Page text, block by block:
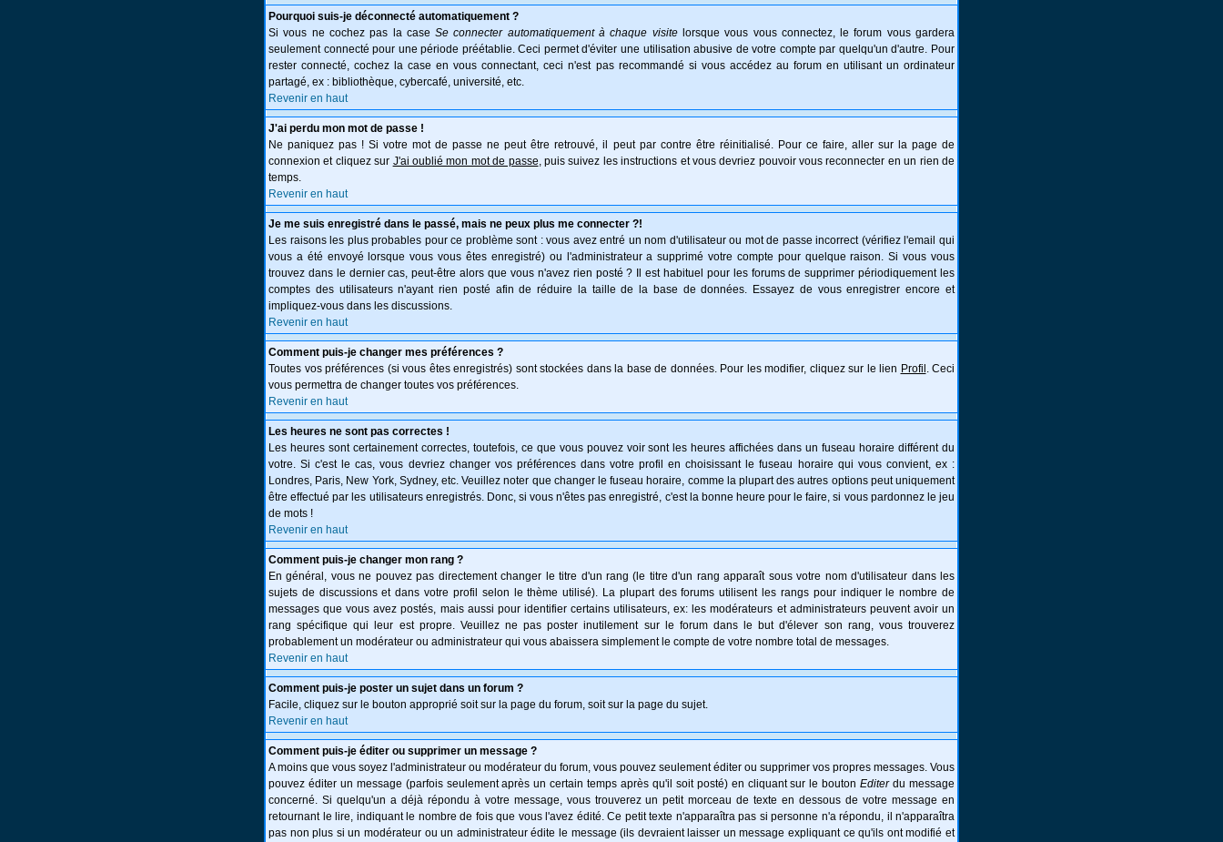
Pourquoi suis-je déconnecté automatiquement ?
Si vous ne cochez pas la caseSe connecter automatiquement à chaque visitelorsque vous vous connectez, le forum vous gardera
seulement connecté pour une période préétablie. Ceci permet d'éviter une utilisation abusive de votre compte par quelqu'un d'autre. Pour
rester connecté, cochez la case en vous connectant, ceci n'est pas recommandé si vous accédez au forum en utilisant un ordinateur
partagé, ex : bibliothèque, cybercafé, université, etc.
Revenir en haut
J'ai perdu mon mot de passe !
Ne paniquez pas ! Si votre mot de passe ne peut être retrouvé, il peut par contre être réinitialisé. Pour ce faire, aller sur la page de
connexion et cliquez sur J'ai oublié mon mot de passe, puis suivez les instructions et vous devriez pouvoir vous reconnecter en un rien de
temps.
Revenir en haut
Je me suis enregistré dans le passé, mais ne peux plus me connecter ?!
Les raisons les plus probables pour ce problème sont : vous avez entré un nom d'utilisateur ou mot de passe incorrect (vérifiez l'email qui
vous a été envoyé lorsque vous vous êtes enregistré) ou l'administrateur a supprimé votre compte pour quelque raison. Si vous vous
trouvez dans le dernier cas, peut-être alors que vous n'avez rien posté ? Il est habituel pour les forums de supprimer périodiquement les
comptes des utilisateurs n'ayant rien posté afin de réduire la taille de la base de données. Essayez de vous enregistrer encore et
impliquez-vous dans les discussions.
Revenir en haut
Comment puis-je changer mes préférences ?
Toutes vos préférences (si vous êtes enregistrés) sont stockées dans la base de données. Pour les modifier, cliquez sur le lien Profil . Ceci
vous permettra de changer toutes vos préférences.
Revenir en haut
Les heures ne sont pas correctes !
Les heures sont certainement correctes, toutefois, ce que vous pouvez voir sont les heures affichées dans un fuseau horaire différent du
votre. Si c'est le cas, vous devriez changer vos préférences dans votre profil en choisissant le fuseau horaire qui vous convient, ex :
Londres, Paris, New York, Sydney, etc. Veuillez noter que changer le fuseau horaire, comme la plupart des autres options peut uniquement
être effectué par les utilisateurs enregistrés. Donc, si vous n'êtes pas enregistré, c'est la bonne heure pour le faire, si vous pardonnez le jeu
de mots !
Revenir en haut
Comment puis-je changer mon rang ?
En général, vous ne pouvez pas directement changer le titre d'un rang (le titre d'un rang apparaît sous votre nom d'utilisateur dans les
sujets de discussions et dans votre profil selon le thème utilisé). La plupart des forums utilisent les rangs pour indiquer le nombre de
messages que vous avez postés, mais aussi pour identifier certains utilisateurs, ex: les modérateurs et administrateurs peuvent avoir un
rang spécifique qui leur est propre. Veuillez ne pas poster inutilement sur le forum dans le but d'élever son rang, vous trouverez
probablement un modérateur ou administrateur qui vous abaissera simplement le compte de votre nombre total de messages.
Revenir en haut
Comment puis-je poster un sujet dans un forum ?
Facile, cliquez sur le bouton approprié soit sur la page du forum, soit sur la page du sujet.
Revenir en haut
Comment puis-je éditer ou supprimer un message ?
A moins que vous soyez l'administrateur ou modérateur du forum, vous pouvez seulement éditer ou supprimer vos propres messages. Vous
pouvez éditer un message (parfois seulement après un certain temps après qu'il soit posté) en cliquant sur le boutonEditerdu message
concerné. Si quelqu'un a déjà répondu à votre message, vous trouverez un petit morceau de texte en dessous de votre message en
retournant le lire, indiquant le nombre de fois que vous l'avez édité. Ce petit texte n'apparaîtra pas si personne n'a répondu, il n'apparaîtra
pas non plus si un modérateur ou un administrateur édite le message (ils devraient laisser un message expliquant ce qu'ils ont modifié et